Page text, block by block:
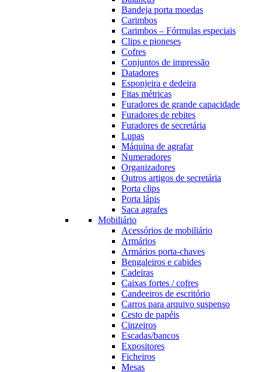
Bandeja porta moedas
Carimbos
Carimbos – Fórmulas especiais
Clips e pioneses
Cofres
Conjuntos de impressão
Datadores
Esponjeira e dedeira
Fitas métricas
Furadores de grande capacidade
Furadores de rebites
Furadores de secretária
Lupas
Máquina de agrafar
Numeradores
Organizadores
Outros artigos de secretária
Porta clips
Porta lápis
Saca agrafes
Mobiliário
Acessórios de mobiliário
Armários
Armários porta-chaves
Bengaleiros e cabides
Cadeiras
Caixas fortes / cofres
Candeeiros de escritório
Carros para arquivo suspenso
Cesto de papéis
Cinzeiros
Escadas/bancos
Expositores
Ficheiros
Mesas